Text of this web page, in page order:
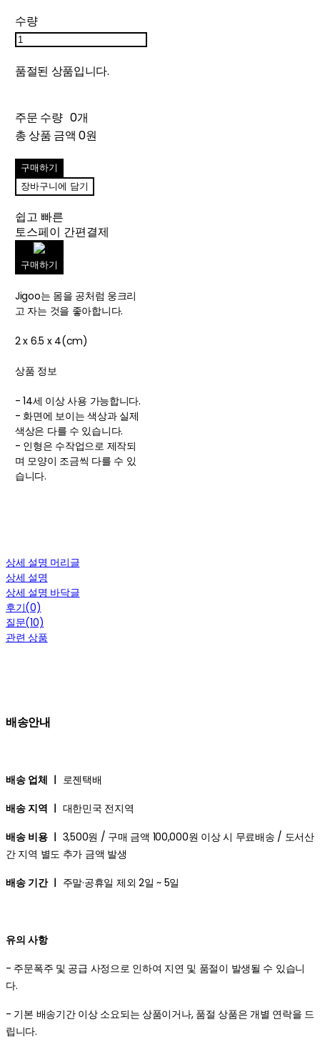
수량
품절된 상품입니다.
주문 수량 0개
총 상품 금액 0원
구매하기
장바구니에 담기
쉽고 빠른
토스페이 간편결제
구매하기
Jigoo는 몸을 공처럼 웅크리
고 자는 것을 좋아합니다.
2 x 6.5 x 4(cm)
상품 정보
- 14세 이상 사용 가능합니다.
- 화면에 보이는 색상과 실제
색상은 다를 수 있습니다.
- 인형은 수작업으로 제작되
며 모양이 조금씩 다를 수 있
습니다.
상세 설명 머리글
상세 설명
상세 설명 바닥글
후기(0)
질문(10)
관련 상품
배송안내
배송 업체 ㅣ 로젠택배
배송 지역 ㅣ 대한민국 전지역
배송 비용 ㅣ 3,500원 / 구매 금액 100,000원 이상 시 무료배송 / 도서산
간 지역 별도 추가 금액 발생
배송 기간 ㅣ 주말·공휴일 제외 2일 ~ 5일
유의 사항
- 주문폭주 및 공급 사정으로 인하여 지연 및 품절이 발생될 수 있습니
다.
- 기본 배송기간 이상 소요되는 상품이거나, 품절 상품은 개별 연락을 드
립니다.